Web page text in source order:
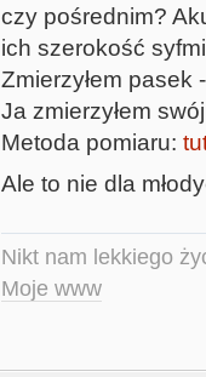
czy pośrednim?
ich szerokość
Zmierzyłem pasek
Ja zmierzyłem
Metoda pomiaru:
Ale to nie dla
Nikt nam lekkiego
Moje www